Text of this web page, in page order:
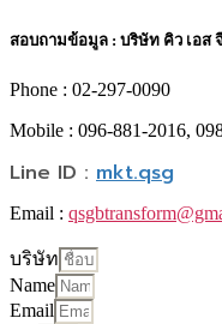
สอบถามข้อมูล : บริษัท คิว เอส
Phone : 02-297-0090
Mobile : 096-881-2016,
Line ID : mkt.qsg
Email :
บริษัท
Name
Email